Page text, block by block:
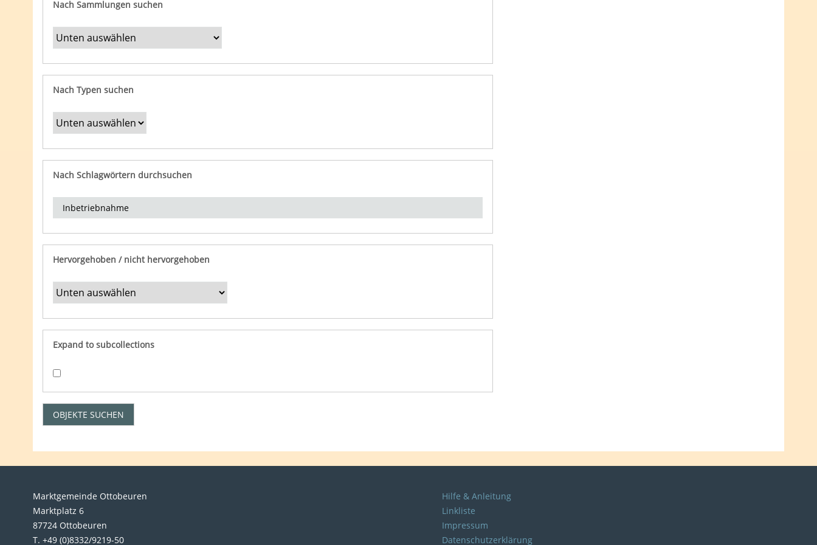
Nach Sammlungen suchen
Nach Typen suchen
Nach Schlagwörtern durchsuchen
Hervorgehoben / nicht hervorgehoben
Expand to subcollections
Marktgemeinde Ottobeuren
Marktplatz 6
87724 Ottobeuren
T. +49 (0)8332/9219-50
Hilfe & Anleitung
Linkliste
Impressum
Datenschutzerklärung